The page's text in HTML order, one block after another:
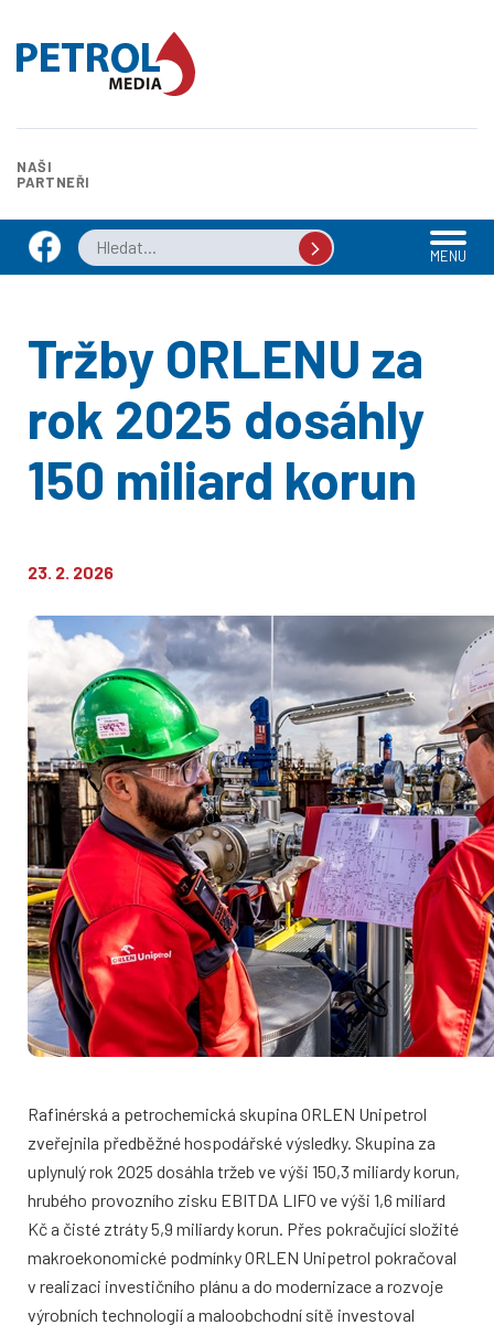
NAŠI
PARTNEŘI
MENU
Tržby ORLENU za
rok 2025 dosáhly
150 miliard korun
23. 2. 2026
Rafinérská a petrochemická skupina ORLEN Unipetrol
zveřejnila předběžné hospodářské výsledky. Skupina za
uplynulý rok 2025 dosáhla tržeb ve výši 150,3 miliardy korun,
hrubého provozního zisku EBITDA LIFO ve výši 1,6 miliard
Kč a čisté ztráty 5,9 miliardy korun. Přes pokračující složité
makroekonomické podmínky ORLEN Unipetrol pokračoval
v realizaci investičního plánu a do modernizace a rozvoje
výrobních technologií a maloobchodní sítě investoval